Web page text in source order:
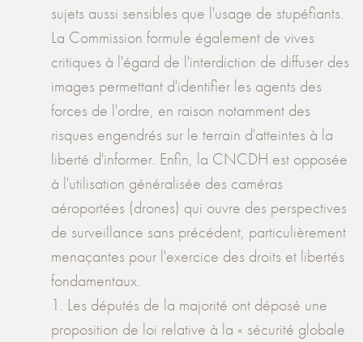
sujets aussi sensibles que l'usage de stupéfiants.
La Commission formule également de vives
critiques à l'égard de l'interdiction de diffuser des
images permettant d'identifier les agents des
forces de l'ordre, en raison notamment des
risques engendrés sur le terrain d'atteintes à la
liberté d'informer. Enfin, la CNCDH est opposée
à l'utilisation généralisée des caméras
aéroportées (drones) qui ouvre des perspectives
de surveillance sans précédent, particulièrement
menaçantes pour l'exercice des droits et libertés
fondamentaux.
1. Les députés de la majorité ont déposé une
proposition de loi relative à la « sécurité globale